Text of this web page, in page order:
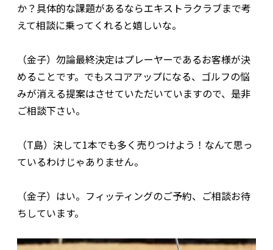
か？具体的な課題があるならエキストラクラブまで考
えて相談に乗ってくれると嬉しいな。
（金子）勿論最終決定はプレーヤーであるお客様が決
めることです。でもスコアアップになる、ゴルフの悩
みが消える提案はさせていただいていますので、是非
ご相談下さい。
（T島）決して1本でも多く売りつけよう！なんて思っ
ているわけじゃありません。
（金子）はい。フィッティングのご予約、ご相談お待
ちしています。